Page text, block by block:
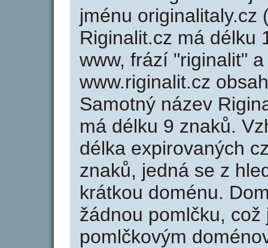
jménu originalitaly.cz
Riginalit.cz má délku
www, frází "riginalit"
www.riginalit.cz
Samotný název
má délku 9 znaků.
délka expirovaných
znaků, jedná se z
krátkou doménu.
žádnou pomlčku,
pomlčkovým